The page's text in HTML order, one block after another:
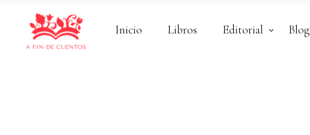
Inicio Libros Editorial Blog